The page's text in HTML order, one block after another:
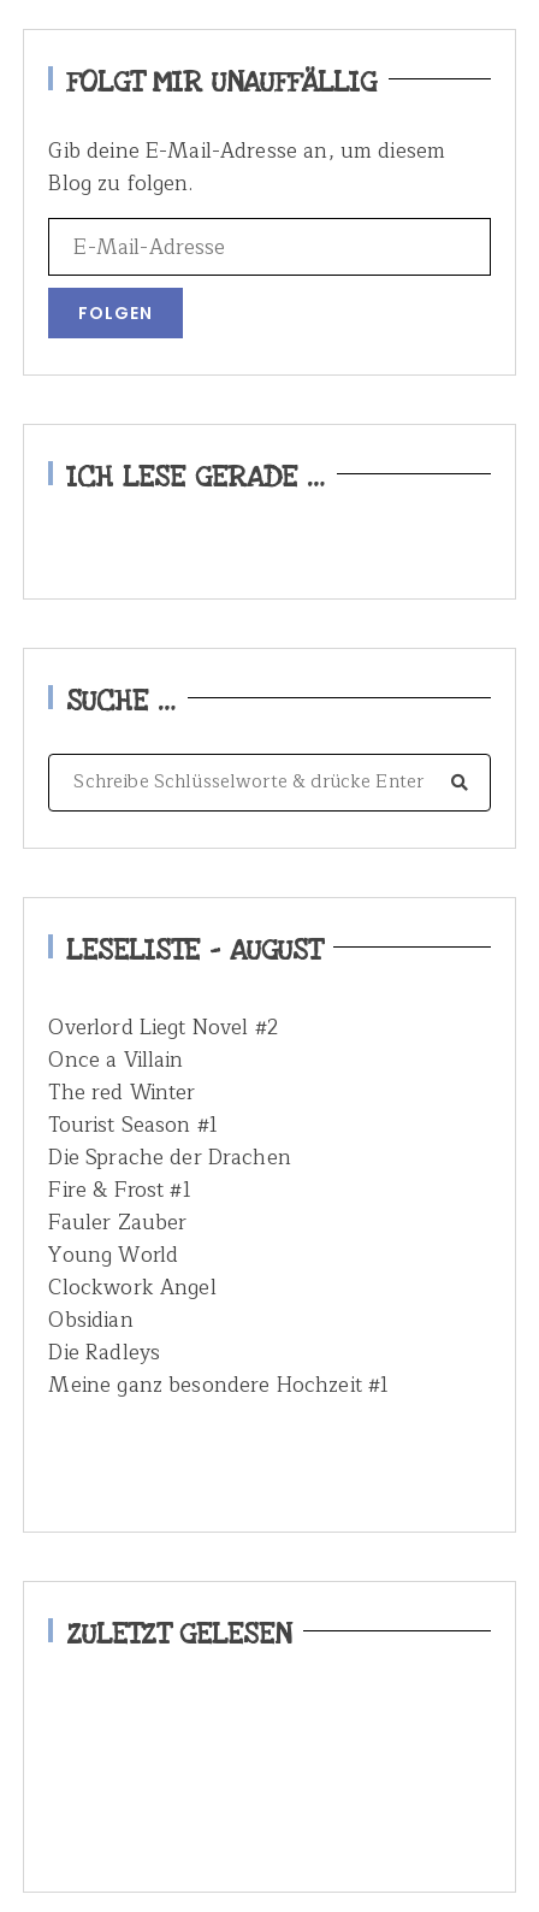
FOLGT MIR UNAUFFÄLLIG
Gib deine E-Mail-Adresse an, um diesem
Blog zu folgen.
ICH LESE GERADE …
SUCHE …
S
e
c
h
f
r
:
LESELISTE – AUGUST
Overlord Liegt Novel #2
Once a Villain
The red Winter
Tourist Season #1
Die Sprache der Drachen
Fire & Frost #1
Fauler Zauber
Young World
Clockwork Angel
Obsidian
Die Radleys
Meine ganz besondere Hochzeit #1
ZULETZT GELESEN